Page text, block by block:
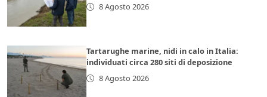
8 Agosto 2026
Tartarughe marine, nidi in calo in Italia:
individuati circa 280 siti di deposizione
8 Agosto 2026